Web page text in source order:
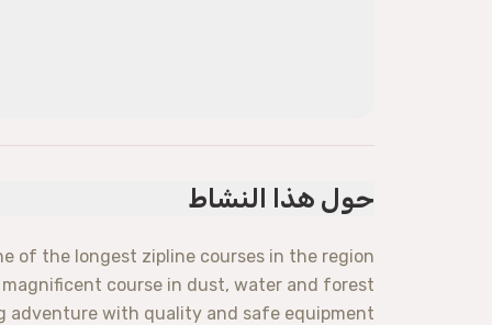
حول هذا النشاط
of the longest zipline courses in the region.
course in dust, water and forest.
adventure with quality and safe equipment.